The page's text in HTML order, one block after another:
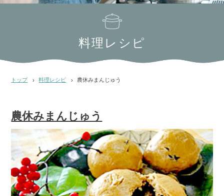
料理レシピ
トップ 料理レシピ 農休みまんじゅう
農休みまんじゅう